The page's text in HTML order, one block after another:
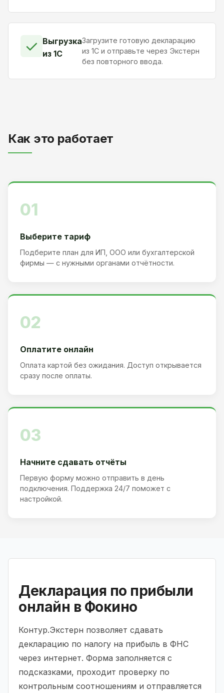
✓ Выгрузка
из 1С
Загрузите готовую декларацию
из 1С и отправьте через Экстерн
без повторного ввода.
Как это работает
01
Выберите тариф
Подберите план для ИП, ООО или бухгалтерской
фирмы — с нужными органами отчётности.
02
Оплатите онлайн
Оплата картой без ожидания. Доступ открывается
сразу после оплаты.
03
Начните сдавать отчёты
Первую форму можно отправить в день
подключения. Поддержка 24/7 поможет с
настройкой.
Декларация по прибыли
онлайн в Фокино
Контур.Экстерн позволяет сдавать
декларацию по налогу на прибыль в ФНС
через интернет. Форма заполняется с
подсказками, проходит проверку по
контрольным соотношениям и отправляется